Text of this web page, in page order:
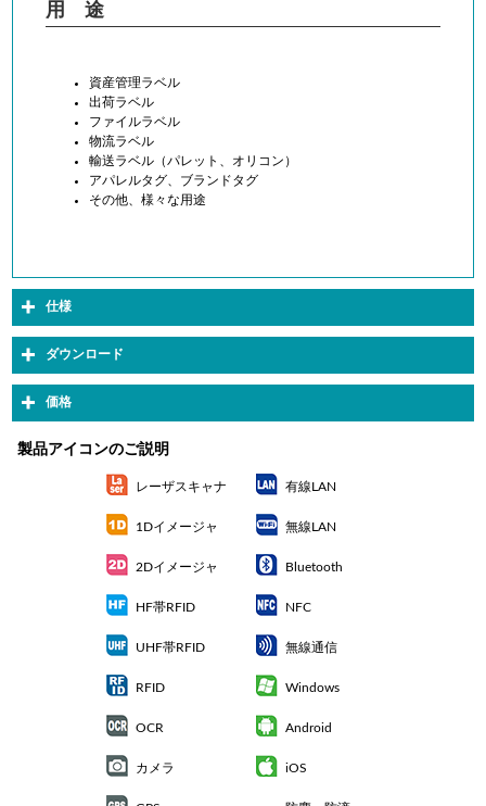
用 途
資産管理ラベル
出荷ラベル
ファイルラベル
物流ラベル
輸送ラベル（パレット、オリコン）
アパレルタグ、ブランドタグ
その他、様々な用途
仕様
ダウンロード
価格
製品アイコンのご説明
レーザスキャナ 有線LAN
1Dイメージャ 無線LAN
2Dイメージャ Bluetooth
HF帯RFID NFC
UHF帯RFID 無線通信
RFID Windows
OCR Android
カメラ iOS